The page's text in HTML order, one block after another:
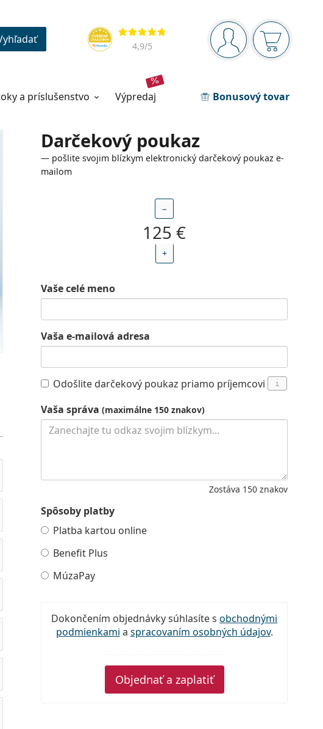
Navigačný panel
ste prihláseníNákupný
Hodnotenia
4,9/5
a príslušenstvo výpredaj Bonusový tovar
Darčekový poukaz
— pošlite svojim blízkym elektronický darčekový poukaz e-
mailom
−
+
Vaše celé meno
Vaša e-mailová adresa
Odošlite darčekový poukaz priamo príjemcovi i
Vaša správa (maximálne 150 znakov)
Zostáva 150 znakov
Spôsoby platby
Platba kartou online
Benefit Plus
MúzaPay
Dokončením objednávky súhlasíte sobchodnými
podmienkami a spracovaním osobných údajov.
Objednať a zaplatiť